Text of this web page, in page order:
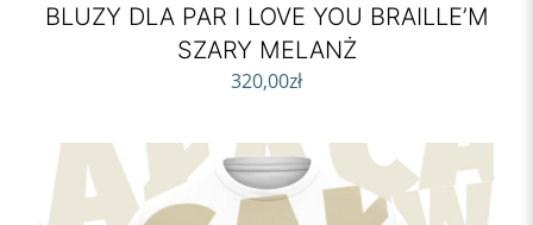
BLUZY DLA PAR I LOVE YOU BRAILLE’M
SZARY MELANŻ
320,00zł